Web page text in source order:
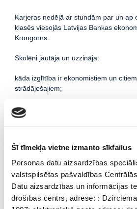
Šī tīmekļa vietne izmanto sīkfailus
Personas datu aizsardzības
valstspilsētas pašvaldības
Datu aizsardzības un informācijas
drošības centrs, adrese: :
Karjeras nedēļā ar stundām par un ap
klasēs viesojās Latvijas Bankas
Krongorns.
Skolēni jautāja un uzzināja:
kāda izglītība ir ekonomistiem un
strādājošajiem;
kas ir ekonomika un kas ir bankas; ar
komercbankas no Latvijas bankas;
kādus mācību priekšmetus skolā
Skolēni ar lielu azartu kopā ar ekspertu
spēli, lai saprastu, kā veidojas cena,